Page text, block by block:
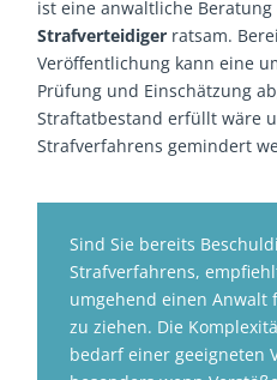
ist eine anwaltliche
Strafverteidiger ratsam.
Veröffentlichung kann eine
Prüfung und Einschätzung
Straftatbestand erfüllt wäre
Strafverfahrens gemindert
Sind Sie bereits
Strafverfahrens,
umgehend einen Anwalt
zu ziehen. Die
bedarf einer geeigneten